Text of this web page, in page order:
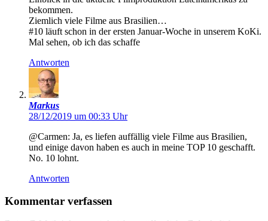
bekommen.
Ziemlich viele Filme aus Brasilien…
#10 läuft schon in der ersten Januar-Woche in unserem KoKi.
Mal sehen, ob ich das schaffe
Antworten
Markus
28/12/2019 um 00:33 Uhr
@Carmen: Ja, es liefen auffällig viele Filme aus Brasilien,
und einige davon haben es auch in meine TOP 10 geschafft.
No. 10 lohnt.
Antworten
Kommentar verfassen